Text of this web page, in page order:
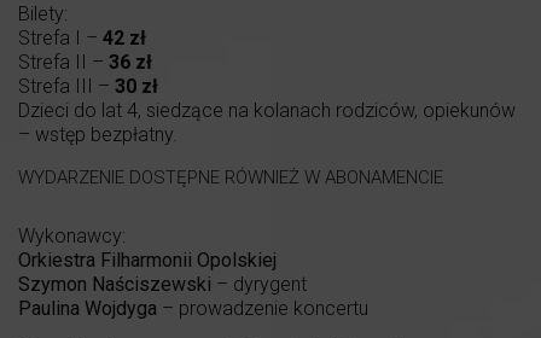
Bilety:
Strefa I – 42 zł
Strefa II – 36 zł
Strefa III – 30 zł
Dzieci do lat 4, siedzące na kolanach rodziców, opiekunów
– wstęp bezpłatny.
WYDARZENIE DOSTĘPNE RÓWNIEŻ W ABONAMENCIE
Wykonawcy:
Orkiestra Filharmonii Opolskiej
Szymon Naściszewski – dyrygent
Paulina Wojdyga – prowadzenie koncertu